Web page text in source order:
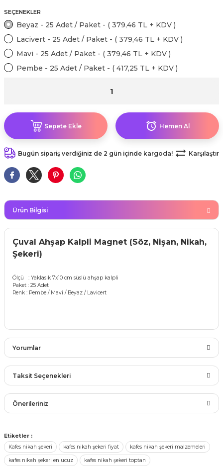
Veda Parti Malzemeleri
Süsleri (Halloween)
VE NİKAH Şekeri SARF
Malzemeleri
Maskeleri
süsleri
Çorap
Çeşitleri
Malzemeleri
Taş Baskı Ürünleri
Ürünleri
SEÇENEKLER
Beyaz - 25 Adet / Paket - ( 379,46 TL + KDV )
Lacivert - 25 Adet / Paket - ( 379,46 TL + KDV )
Mavi - 25 Adet / Paket - ( 379,46 TL + KDV )
Pembe - 25 Adet / Paket - ( 417,25 TL + KDV )
Sepete Ekle Hemen Al
Bugün sipariş verdiğiniz de 2 gün içinde kargoda! Karşılaştır
Ürün Bilgisi
Çuval Ahşap Kalpli Magnet (Söz, Nişan, Nikah,
Şekeri)
Ölçü : Yaklasık 7x10 cm süslü ahşap kalpli
Paket : 25 Adet
Renk : Pembe / Mavi / Beyaz / Lavicert
Yorumlar
Bu ürüne ilk yorumu siz yapın!
Taksit Seçenekleri
Önerileriniz
Bu ürünün fiyat bilgisi, resim, ürün açıklamalarında ve diğer
konularda yetersiz gördüğünüz noktaları öneri formunu
kullanarak tarafımıza iletebilirsiniz.
Görüş ve önerileriniz için teşekkür ederiz.
Etiketler :
Kafes nikah şekeri
kafes nikah şekeri fiyat kafes nikah şekeri malzemeleri
kafes nikah şekeri en ucuz kafes nikah şekeri toptan